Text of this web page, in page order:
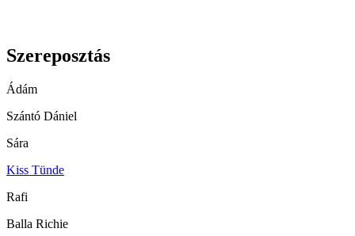
Szereposztás
Ádám
Szántó Dániel
Sára
Kiss Tünde
Rafi
Balla Richie